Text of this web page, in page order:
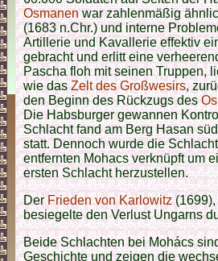
Osmanenwar zahlenmäßig
(1683 n.Chr.) und interne
Artillerie und Kavallerie effektiv
gebracht und erlitt eine
Pascha floh mit seinen Truppen,
wie dasZelt des Großwesirs,
den Beginn des Rückzugs des
Die Habsburger gewannen
Schlacht fand am Berg Hasan
statt. Dennoch wurde die
entfernten Mohacs verknüpft um
ersten Schlacht herzustellen.
DerFrieden von Karlowitz(1699),
besiegelte den Verlust Ungarns
Beide Schlachten bei Mohács
Geschichte und zeigen die